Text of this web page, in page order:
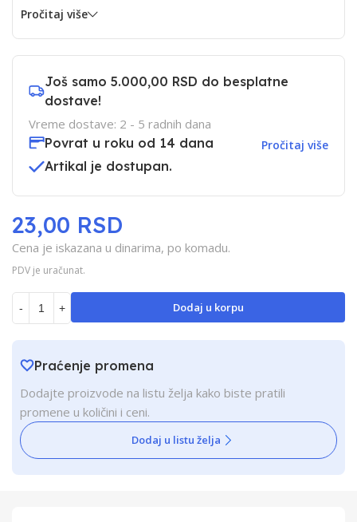
Pročitaj više
Još samo 5.000,00 RSD do besplatne
dostave!
Vreme dostave: 2 - 5 radnih dana
Povrat u roku od 14 dana
Pročitaj više
Artikal je dostupan.
Cena je iskazana u dinarima, po komadu.
PDV je uračunat.
23,00 RSD
- + Dodaj u korpu
Praćenje promena
Dodajte proizvode na listu želja kako biste pratili
promene u količini i ceni.
Dodaj u listu želja